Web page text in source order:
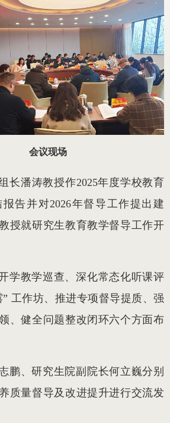
会议现场
长潘涛教授作2025年度学校教育
告并对2026年督导工作提出建
授就研究生教育教学督导工作开
学教学巡查、深化常态化听课评
工作坊、推进专项督导提质、强
、健全问题整改闭环六个方面布
鹏、研究生院副院长何立巍分别
质量督导及改进提升进行交流发